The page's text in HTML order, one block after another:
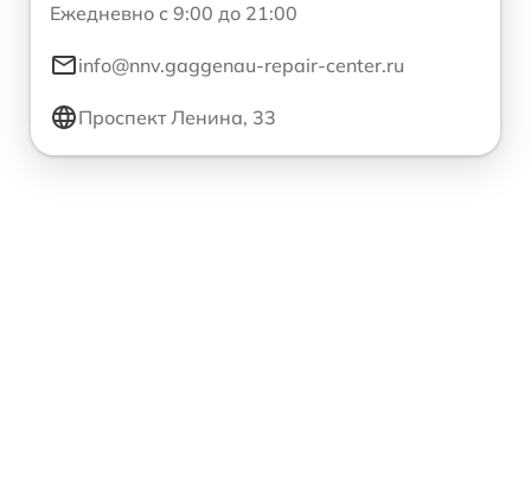
Ежедневно с 9:00 до 21:00
info@nnv.gaggenau-repair-center.ru
Проспект Ленина, 33